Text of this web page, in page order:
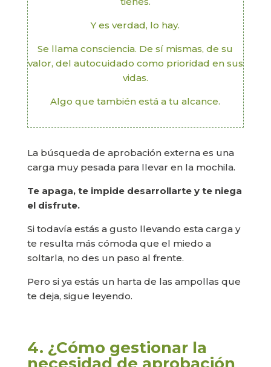
Y es verdad, lo hay.
Se llama consciencia. De sí mismas, de su
valor, del autocuidado como prioridad en sus
vidas.
Algo que también está a tu alcance.
La búsqueda de aprobación externa es una
carga muy pesada para llevar en la mochila.
Te apaga, te impide desarrollarte y te niega
el disfrute.
Si todavía estás a gusto llevando esta carga y
te resulta más cómoda que el miedo a
soltarla, no des un paso al frente.
Pero si ya estás un harta de las ampollas que
te deja, sigue leyendo.
4. ¿Cómo gestionar la